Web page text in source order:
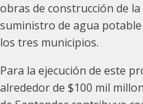
obras de construcción de
suministro de agua
los tres municipios.
Para la ejecución de este
alrededor de $100 mil